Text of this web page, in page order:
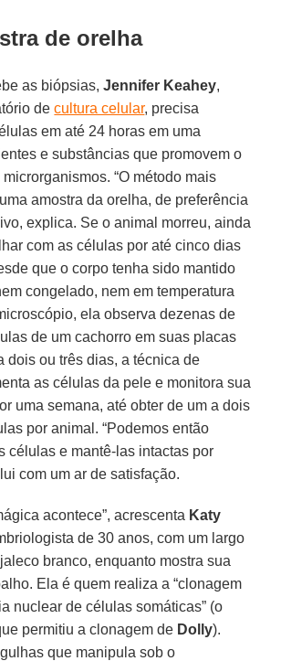
de orelha
as biópsias,Jennifer Keahey,
decultura celular, precisa
em até 24 horas em uma
e substâncias que promovem o
“O método mais
amostra da orelha, de preferência
explica. Se o animal morreu, ainda
com as células por até cinco dias
que o corpo tenha sido mantido
congelado, nem em temperatura
ela observa dezenas de
de um cachorro em suas placas
dois ou três dias, a técnica de
as células da pele e monitora sua
uma semana, até obter de um a dois
por animal. “Podemos então
células e mantê-las intactas por
com um ar de satisfação.
acontece”, acrescenta Katy
de 30 anos, com um largo
branco, enquanto mostra sua
Ela é quem realiza a “clonagem
nuclear de células somáticas” (o
permitiu a clonagem de Dolly).
que manipula sob o